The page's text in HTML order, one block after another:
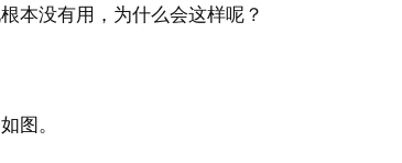
本没有用，为什么会这样呢？
图。